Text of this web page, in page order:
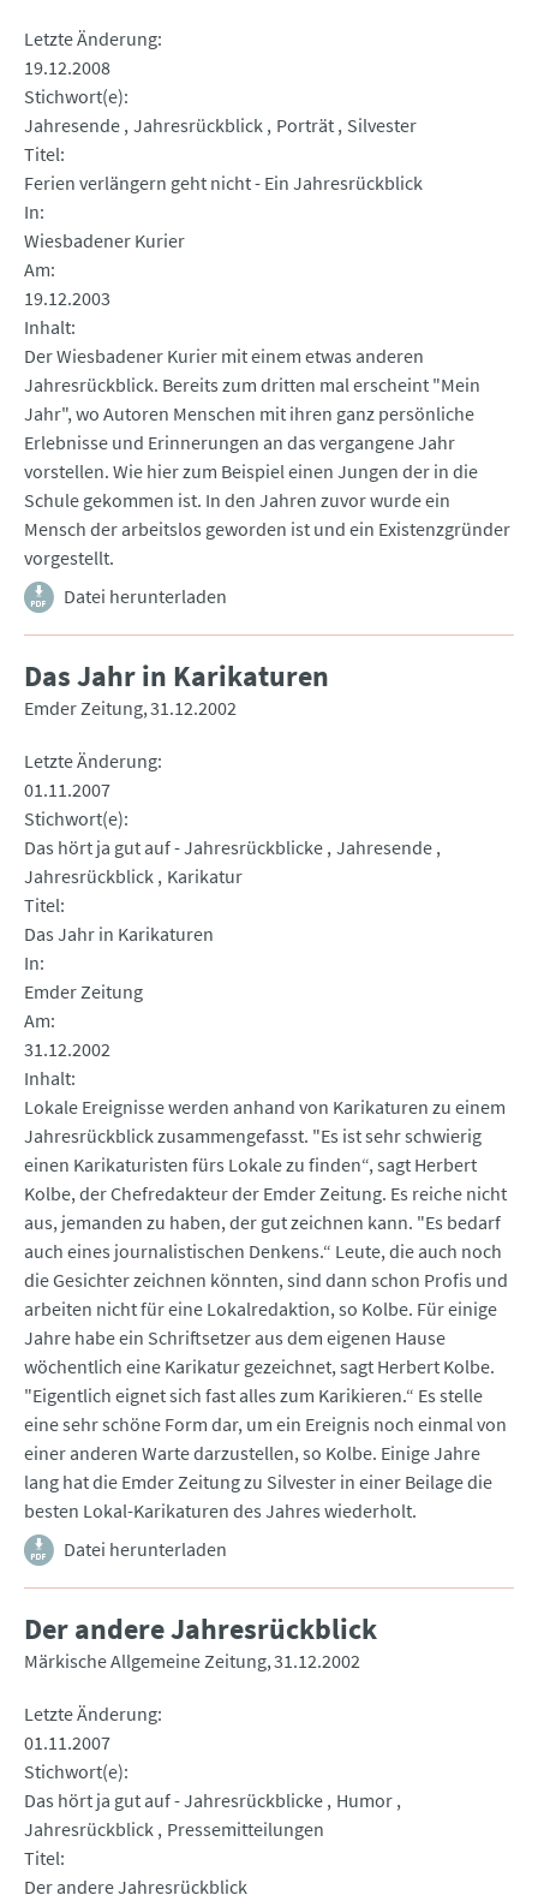
Letzte Änderung
19.12.2008
Stichwort(e)
Jahresende Jahresrückblick Porträt Silvester
Titel
Ferien verlängern geht nicht - Ein Jahresrückblick
In
Wiesbadener Kurier
Am
19.12.2003
Inhalt
Der Wiesbadener Kurier mit einem etwas anderen
Jahresrückblick. Bereits zum dritten mal erscheint "Mein
Jahr", wo Autoren Menschen mit ihren ganz persönliche
Erlebnisse und Erinnerungen an das vergangene Jahr
vorstellen. Wie hier zum Beispiel einen Jungen der in die
Schule gekommen ist. In den Jahren zuvor wurde ein
Mensch der arbeitslos geworden ist und ein Existenzgründer
vorgestellt.
Datei herunterladen
Das Jahr in Karikaturen
Emder Zeitung 31.12.2002
Letzte Änderung
01.11.2007
Stichwort(e)
Das hört ja gut auf - Jahresrückblicke Jahresende
Jahresrückblick Karikatur
Titel
Das Jahr in Karikaturen
In
Emder Zeitung
Am
31.12.2002
Inhalt
Lokale Ereignisse werden anhand von Karikaturen zu einem
Jahresrückblick zusammengefasst. "Es ist sehr schwierig
einen Karikaturisten fürs Lokale zu finden“, sagt Herbert
Kolbe, der Chefredakteur der Emder Zeitung. Es reiche nicht
aus, jemanden zu haben, der gut zeichnen kann. "Es bedarf
auch eines journalistischen Denkens.“ Leute, die auch noch
die Gesichter zeichnen könnten, sind dann schon Profis und
arbeiten nicht für eine Lokalredaktion, so Kolbe. Für einige
Jahre habe ein Schriftsetzer aus dem eigenen Hause
wöchentlich eine Karikatur gezeichnet, sagt Herbert Kolbe.
"Eigentlich eignet sich fast alles zum Karikieren.“ Es stelle
eine sehr schöne Form dar, um ein Ereignis noch einmal von
einer anderen Warte darzustellen, so Kolbe. Einige Jahre
lang hat die Emder Zeitung zu Silvester in einer Beilage die
besten Lokal-Karikaturen des Jahres wiederholt.
Datei herunterladen
Der andere Jahresrückblick
Märkische Allgemeine Zeitung 31.12.2002
Letzte Änderung
01.11.2007
Stichwort(e)
Das hört ja gut auf - Jahresrückblicke Humor
Jahresrückblick Pressemitteilungen
Titel
Der andere Jahresrückblick